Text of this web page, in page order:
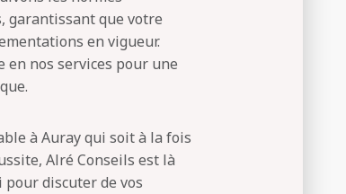
garantissant que votre
en vigueur.
en nos services pour une
à Auray qui soit à la fois
Alré Conseils est là
pour discuter de vos